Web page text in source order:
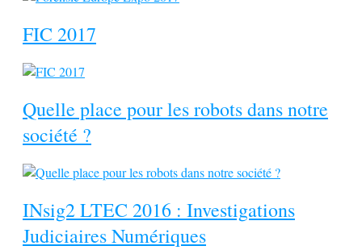
FIC 2017
Quelle place pour les robots dans notre
société ?
INsig2 LTEC 2016 : Investigations
Judiciaires Numériques